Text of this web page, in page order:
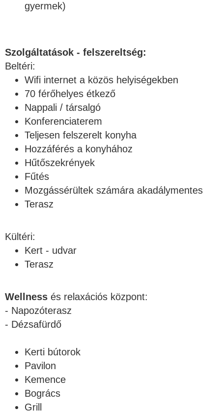
gyermek)
Szolgáltatások - felszereltség:
Beltéri:
Wifi internet a közös helyiségekben
70 férőhelyes étkező
Nappali / társalgó
Konferenciaterem
Teljesen felszerelt konyha
Hozzáférés a konyhához
Hűtőszekrények
Fűtés
Mozgássérültek számára akadálymentes
Terasz
Kültéri:
Kert - udvar
Terasz
Wellness és relaxációs központ:
- Napozóterasz
- Dézsafürdő
Kerti bútorok
Pavilon
Kemence
Bogrács
Grill